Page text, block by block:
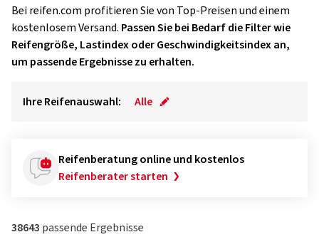
Bei reifen.com profitieren Sie von Top-Preisen und einem
kostenlosem Versand. Passen Sie bei Bedarf die Filter wie
Reifengröße, Lastindex oder Geschwindigkeitsindex an,
um passende Ergebnisse zu erhalten.
Ihre Reifenauswahl: Alle
Reifenberatung online und kostenlos
Reifenberater starten
38643 passende Ergebnisse